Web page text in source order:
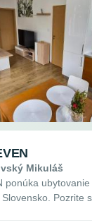
Mikuláš
ponúka
Pozrite